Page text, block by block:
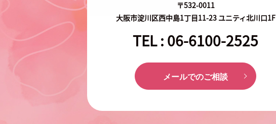
〒532-0011
大阪市淀川区西中島1丁目11-23 ユニティ北川口1F
TEL : 06-6100-2525
メールでのご相談